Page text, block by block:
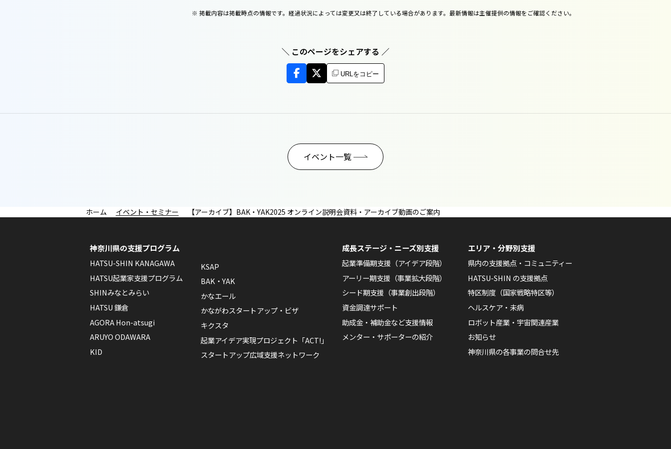
※ 掲載内容は掲載時点の情報です。経過状況によっては変更又は終了している場合があります。最新情報は主催提供の情報をご確認ください。
＼ このページをシェアする ／
URLをコピー
イベント一覧
イベント・セミナー 【アーカイブ】BAK・YAK2025 オンライン説明会資料・アーカイブ動画のご案内
神奈川県の支援プログラム
HATSU-SHIN KANAGAWA
HATSU起業家支援プログラム
SHINみなとみらい
HATSU 鎌倉
AGORA Hon-atsugi
ARUYO ODAWARA
KID
KSAP
BAK・YAK
かなエール
かながわスタートアップ・ビザ
キクスタ
起業アイデア実現プロジェクト「ACT!」
スタートアップ広域支援ネットワーク
成長ステージ・ニーズ別支援
起業準備期支援（アイデア段階）
アーリー期支援（事業拡大段階）
シード期支援（事業創出段階）
資金調達サポート
助成金・補助金など支援情報
メンター・サポーターの紹介
エリア・分野別支援
県内の支援拠点・コミュニティー
HATSU-SHIN の支援拠点
特区制度（国家戦略特区等）
ヘルスケア・未病
ロボット産業・宇宙関連産業
お知らせ
神奈川県の各事業の問合せ先